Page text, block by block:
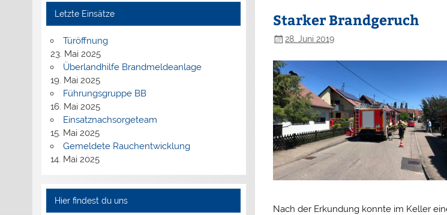
Starker Brandgeruch
28. Juni 2019
Nach der Erkundung konnte im Keller
Letzte Einsätze
Türöffnung
23. Mai 2025
Überlandhilfe Brandmeldeanlage
19. Mai 2025
Führungsgruppe BB
16. Mai 2025
Einsatznachsorgeteam
15. Mai 2025
Gemeldete Rauchentwicklung
14. Mai 2025
Hier findest du uns